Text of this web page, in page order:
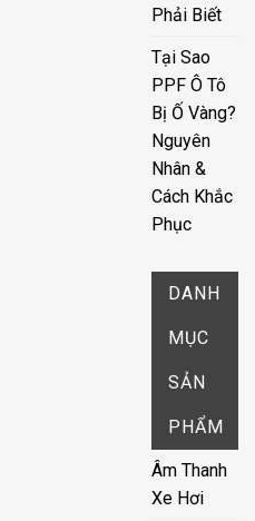
Phải Biết
Tại Sao
PPF Ô Tô
Bị Ố Vàng?
Nguyên
Nhân &
Cách Khắc
Phục
DANH
MỤC
SẢN
PHẨM
Âm Thanh
Xe Hơi